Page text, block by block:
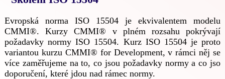
Evropská norma ISO 15504 je ekvivalentem modelu
CMMI®. Kurzy CMMI® v plném rozsahu pokrývají
požadavky normy ISO 15504. Kurz ISO 15504 je proto
variantou kurzu CMMI® for Development, v rámci něj se
více zaměřujeme na to, co jsou požadavky normy a co jso
doporučení, které jdou nad rámec normy.